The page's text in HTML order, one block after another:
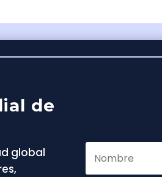
de
global